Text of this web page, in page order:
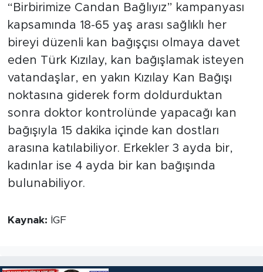
“Birbirimize Candan Bağlıyız” kampanyası
kapsamında 18-65 yaş arası sağlıklı her
bireyi düzenli kan bağışçısı olmaya davet
eden Türk Kızılay, kan bağışlamak isteyen
vatandaşlar, en yakın Kızılay Kan Bağışı
noktasına giderek form doldurduktan
sonra doktor kontrolünde yapacağı kan
bağışıyla 15 dakika içinde kan dostları
arasına katılabiliyor. Erkekler 3 ayda bir,
kadınlar ise 4 ayda bir kan bağışında
bulunabiliyor.
Kaynak: İGF